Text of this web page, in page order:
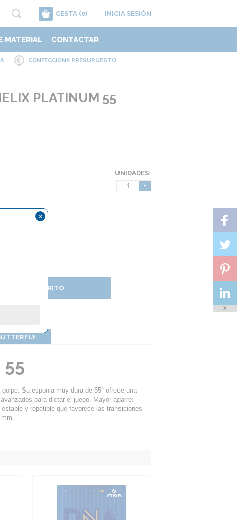
CESTA (0) INICIA SESIÓN
MATERIAL CONTACTAR
CONFECCIONA PRESUPUESTO
PLATINUM 55
UNIDADES:
1
AÑADIR AL CARRITO
Su esponja muy dura de 55° ofrece una
para dictar el juego. Mayor agarre:
y repetible que favorece las transiciones
x
X